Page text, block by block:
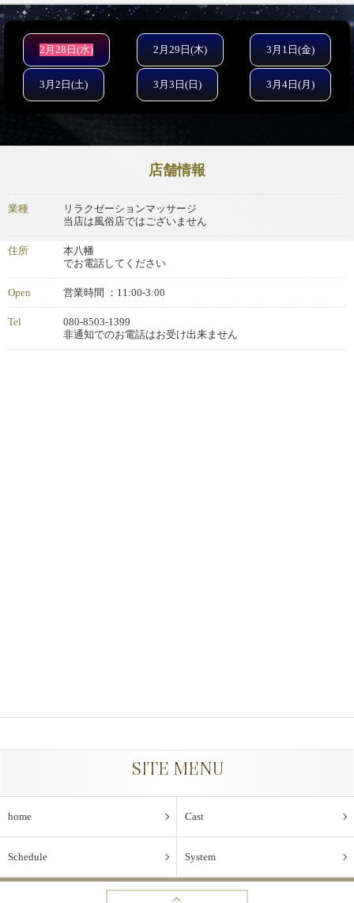
2月28日(水) 2月29日(木) 3月1日(金)
3月2日(土) 3月3日(日) 3月4日(月)
店舗情報
業種
リラクゼーションマッサージ
当店は風俗店ではございません
住所
本八幡
でお電話してください
Open 営業時間 ：11:00-3:00
Tel
080-8503-1399
非通知でのお電話はお受け出来ません
SITE MENU
home Cast
Schedule System